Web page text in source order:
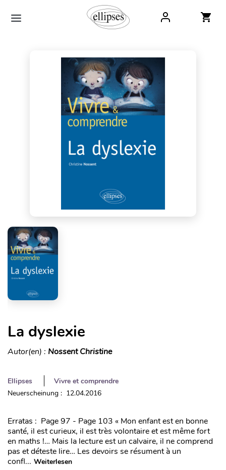
La dyslexie
Autor(en) : Nossent Christine
Ellipses
Vivre et comprendre
Neuerscheinung : 12.04.2016
Erratas : Page 97 - Page 103 « Mon enfant est en bonne
santé, il est curieux, il est très volontaire et est même fort
en maths !… Mais la lecture est un calvaire, il ne comprend
pas et déteste lire… Les devoirs se résument à un
confl... Weiterlesen